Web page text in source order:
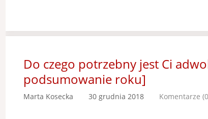
Do czego potrzebny jest Ci
podsumowanie roku]
Marta Kosecka 30 grudnia 2018 Komentarze